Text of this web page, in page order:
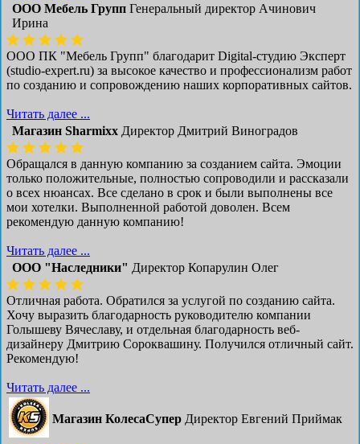
ООО Мебель Групп Генеральный директор Ачинович
Ирина
ООО ПК "Мебель Групп" благодарит Digital-студию Эксперт
(studio-expert.ru) за высокое качество и профессионализм работ
по созданию и сопровождению наших корпоративных сайтов.
Читать далее ...
Магазин Sharmixx Директор Дмитрий Виноградов
Обращался в данную компанию за созданием сайта. Эмоции
только положительные, полностью сопроводили и рассказали
о всех нюансах. Все сделано в срок и были выполнены все
мои хотелки. Выполненной работой доволен. Всем
рекомендую данную компанию!
Читать далее ...
ООО "Наследники" Директор Копарулин Олег
Отличная работа. Обратился за услугой по созданию сайта.
Хочу выразить благодарность руководителю компании
Голышеву Вячеславу, и отдельная благодарность веб-
дизайнеру Дмитрию Сороквашину. Получился отличный сайт.
Рекомендую!
Читать далее ...
Магазин КолесаСупер Директор ​Евгений Приймак